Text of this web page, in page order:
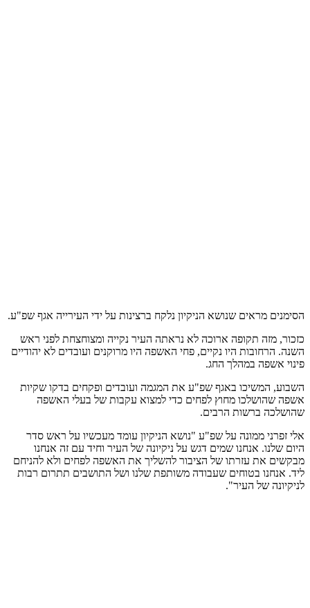
הסימנים מראים שנושא הניקיון נלקח ברצינות על ידי העירייה אגף שפ"ע.
כזכור, מזה תקופה ארוכה לא נראתה העיר נקייה ומצוחצחת לפני ראש
השנה. הרחובות היו נקיים, פחי האשפה היו מרוקנים ועובדים לא יהודיים
פינוי אשפה במהלך החג.
השבוע, המשיכו באגף שפ"ע את המגמה ועובדים ופקחים בדקו שקיות
אשפה שהושלכו מחוץ לפחים כדי למצוא עקבות של בעלי האשפה
שהושלכה ברשות הרבים.
אלי זפרני ממונה על שפ"ע "נושא הניקיון עומד מעכשיו על ראש סדר
היום שלנו. אנחנו שמים דגש על ניקיונה של העיר וחיד עם זה אנחנו
מבקשים את עזרתו של הציבור להשליך את האשפה לפחים ולא להניחם
ליד. אנחנו בטוחים שעבודה משותפת שלנו ושל התושבים תתרום רבות
לניקיונה של העיר".